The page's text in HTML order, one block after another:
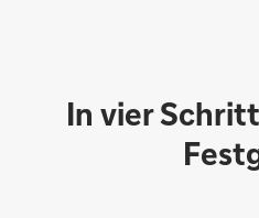
In vier